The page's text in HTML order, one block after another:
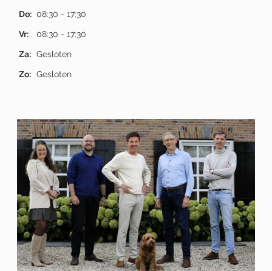
Do: 08:30 - 17:30
Vr: 08:30 - 17:30
Za: Gesloten
Zo: Gesloten